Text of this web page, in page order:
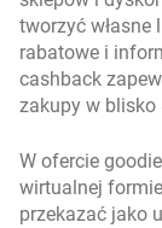
tworzyć własne
rabatowe i
cashback
zakupy w blisko
W ofercie
wirtualnej
przekazać jako